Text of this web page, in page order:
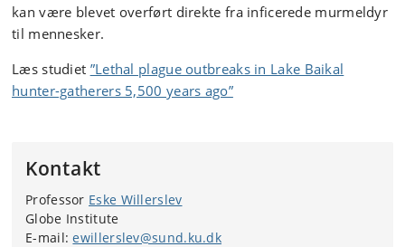
kan være blevet overført direkte fra inficerede murmeldyr
til mennesker.
Læs studiet ”Lethal plague outbreaks in Lake Baikal
hunter-gatherers 5,500 years ago”
Kontakt
Professor Eske Willerslev
Globe Institute
E-mail:ewillerslev@sund.ku.dk